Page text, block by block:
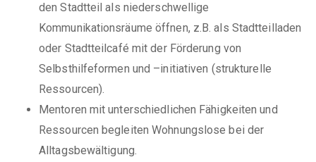
den Stadtteil als niederschwellige
Kommunikationsräume öffnen, z.B. als Stadtteilladen
oder Stadtteilcafé mit der Förderung von
Selbsthilfeformen und –initiativen (strukturelle
Ressourcen).
Mentoren mit unterschiedlichen Fähigkeiten und
Ressourcen begleiten Wohnungslose bei der
Alltagsbewältigung.